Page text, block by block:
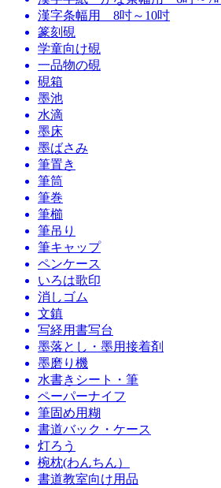
漢字条幅用 8吋～10吋
篆刻硯
学童向け硯
一品物の硯
硯箱
墨池
水滴
墨床
墨ばさみ
筆置き
筆筒
筆巻
筆櫛
筆吊り
筆キャップ
ペンケース
いろは歌印
消しゴム
文鎮
写経用書写台
墨落とし・墨用接着剤
墨磨り機
水書きシート・筆
ペーパーナイフ
筆固め用糊
書道バック・ケース
灯ろう
椀枕(わんちん）
書道教室向け用品